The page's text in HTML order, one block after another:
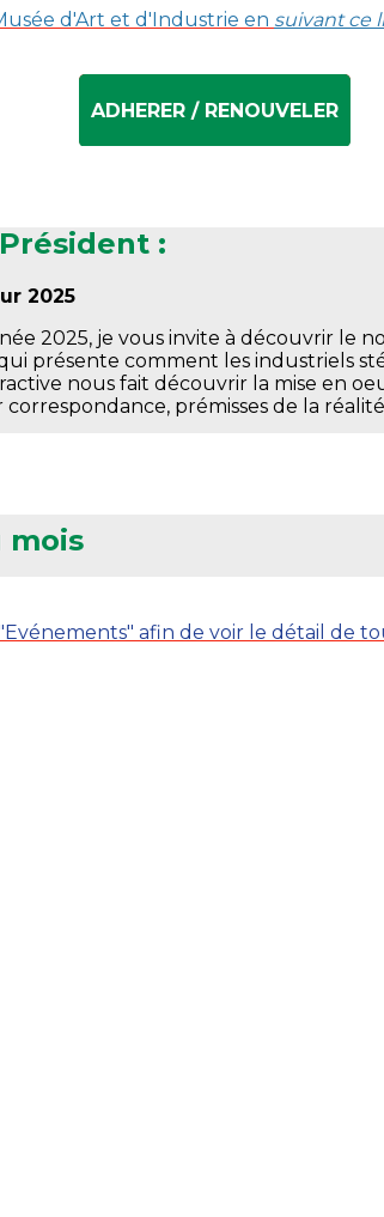
d'Art et d'Industrie en suivant ce
ADHERER / RENOUVELER
:
2025
2025, je vous invite à découvrir le
présente comment les industriels
nous fait découvrir la mise en
prémisses de la
mois
afin de voir le détail de